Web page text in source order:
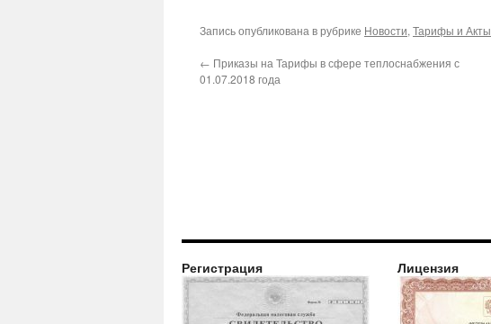
Запись опубликована в рубрике Новости, Тарифы и Акты
← Приказы на Тарифы в сфере теплоснабжения с
01.07.2018 года
Регистрация Лицензия